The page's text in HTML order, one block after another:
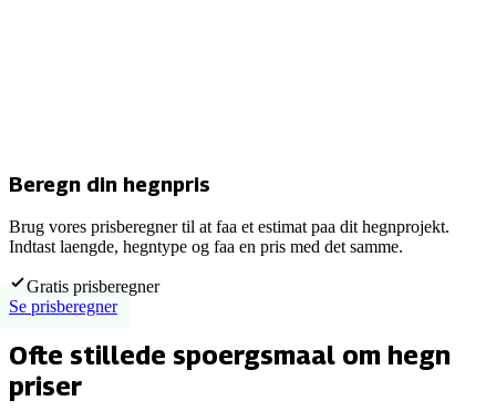
Beregn din hegnpris
Brug vores prisberegner til at faa et estimat paa dit hegnprojekt.
Indtast laengde, hegntype og faa en pris med det samme.
Gratis prisberegner
Se prisberegner
Ofte stillede spoergsmaal om hegn
priser